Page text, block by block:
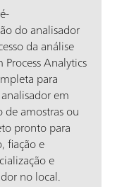
do analisador
da análise
Analytics
para
em
amostras ou
pronto para
fiação e
e
no local.